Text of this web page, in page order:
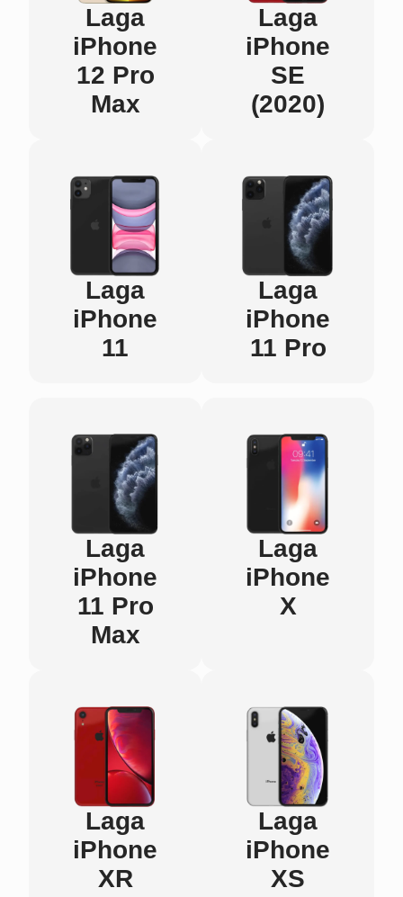
Laga
iPhone
12 Pro
Max
Laga
iPhone
SE
(2020)
Laga
iPhone
11
Laga
iPhone
11 Pro
Laga
iPhone
11 Pro
Max
Laga
iPhone
X
Laga
iPhone
XR
Laga
iPhone
XS